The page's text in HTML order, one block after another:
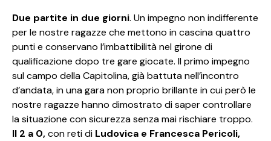
Due partite in due giorni. Un impegno non indifferente
per le nostre ragazze che mettono in cascina quattro
punti e conservano l’imbattibilità nel girone di
qualificazione dopo tre gare giocate. Il primo impegno
sul campo della Capitolina, già battuta nell’incontro
d’andata, in una gara non proprio brillante in cui però le
nostre ragazze hanno dimostrato di saper controllare
la situazione con sicurezza senza mai rischiare troppo.
Il 2 a 0,con reti di Ludovica e Francesca Pericoli,